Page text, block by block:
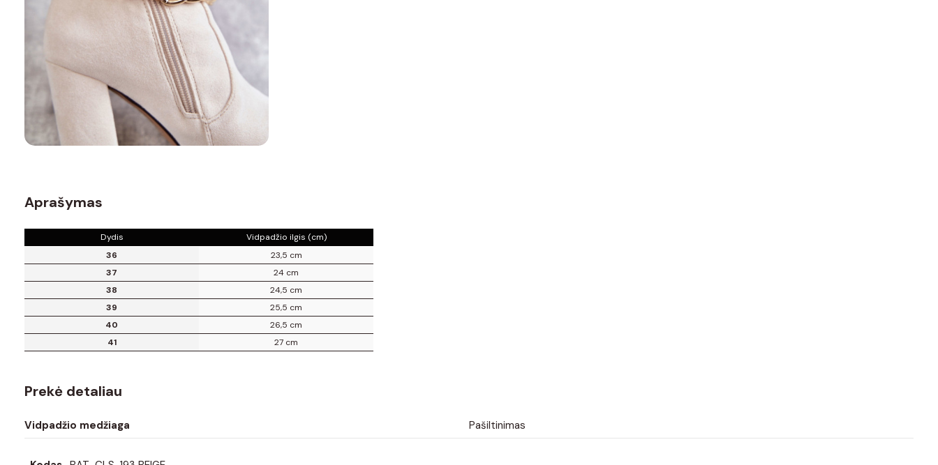
Aprašymas
Dydis
Vidpadžio ilgis (cm)
36
23,5 cm
37
24 cm
38
24,5 cm
39
25,5 cm
40
26,5 cm
41
27 cm
Prekė detaliau
Vidpadžio medžiaga Pašiltinimas